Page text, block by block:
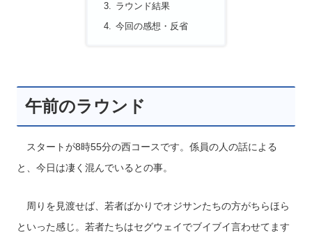
ラウンド結果
今回の感想・反省
午前のラウンド
スタートが8時55分の西コースです。係員の人の話による
と、今日は凄く混んでいるとの事。
周りを見渡せば、若者ばかりでオジサンたちの方がちらほら
といった感じ。若者たちはセグウェイでブイブイ言わせてます